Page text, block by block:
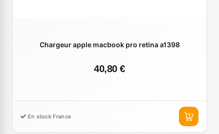
Chargeur apple macbook pro retina a1398
40,80 €
En stock France